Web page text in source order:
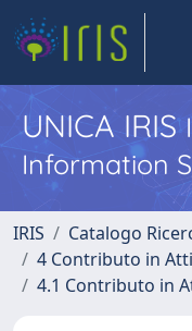
UNICA IRIS
Information
IRIS
Catalogo
4 Contributo in
4.1 Contributo in